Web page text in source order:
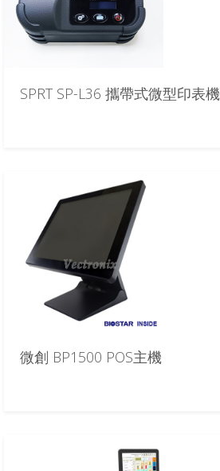
SPRT SP-L36 攜帶式微型印表機
微創 BP1500 POS主機